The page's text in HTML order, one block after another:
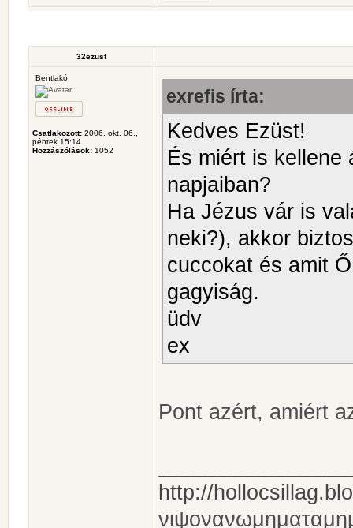
32ezüst
Bentlakó
Csatlakozott: 2006. okt. 06.,
péntek 15:14
Hozzászólások: 1052
exrefis írta:
Kedves Ezüst!
És miért is kellene
napjaiban?
Ha Jézus vár is
neki?), akkor
cuccokat és amit
gagyiság.
üdv
ex
Pont azért, amiért
http://